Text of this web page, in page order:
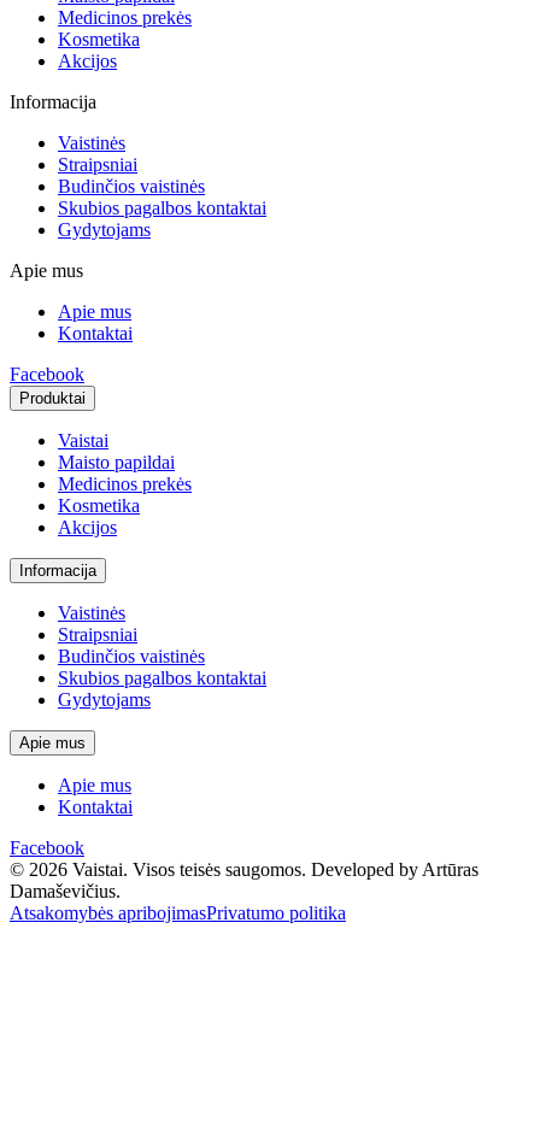
Medicinos prekės
Kosmetika
Akcijos
Informacija
Vaistinės
Straipsniai
Budinčios vaistinės
Skubios pagalbos kontaktai
Gydytojams
Apie mus
Apie mus
Kontaktai
Facebook
Produktai
Vaistai
Maisto papildai
Medicinos prekės
Kosmetika
Akcijos
Informacija
Vaistinės
Straipsniai
Budinčios vaistinės
Skubios pagalbos kontaktai
Gydytojams
Apie mus
Apie mus
Kontaktai
Facebook
© 2026 Vaistai. Visos teisės saugomos. Developed by Artūras
Damaševičius.
Atsakomybės apribojimasPrivatumo politika